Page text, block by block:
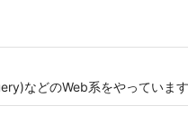
などのWeb系をやっていま